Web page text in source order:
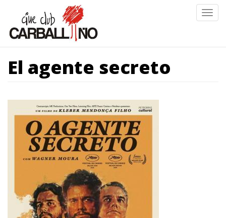
contido
principal
El agente secreto